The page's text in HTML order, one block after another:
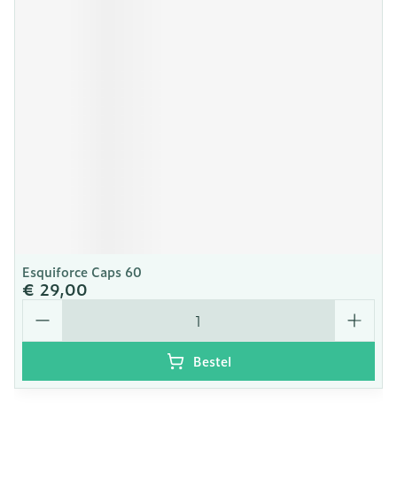
Esquiforce Caps 60
€ 29,00
Aantal
Bestel